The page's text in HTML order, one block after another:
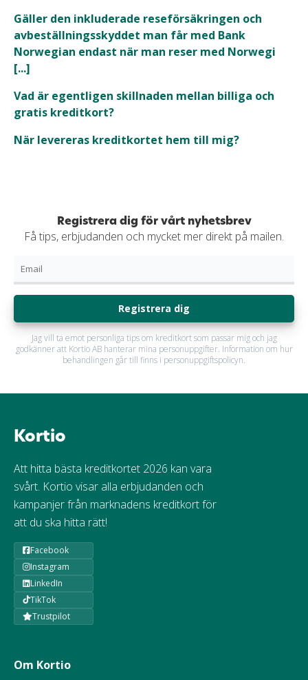
Gäller den inkluderade reseförsäkringen och
avbeställningsskyddet man får med Bank
Norwegian endast när man reser med Norwegi
[...]
Vad är egentligen skillnaden mellan billiga och
gratis kreditkort?
När levereras kreditkortet hem till mig?
Registrera dig för vårt nyhetsbrev
Få tips, erbjudanden och mycket mer direkt på mailen.
Registrera dig
Jag vill ta emot personliga tips om kreditkort som passar mig och jag
godkänner att Kortio AB hanterar mina personuppgifter. Information om hur
behandlingen går till finns i personuppgiftspolicyn.
Kortio
Att hitta bästa kreditkortet 2026 kan vara
svårt. Kortio visar alla erbjudanden och
kampanjer från marknadens kreditkort för
att du ska hitta rätt!
Facebook
Instagram
LinkedIn
TikTok
Trustpilot
Om Kortio